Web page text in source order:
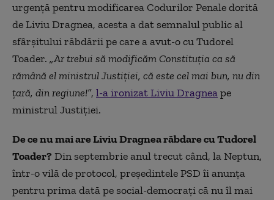
urgență pentru modificarea Codurilor Penale dorită
de Liviu Dragnea, acesta a dat semnalul public al
sfârșitului răbdării pe care a avut-o cu Tudorel
Toader. „Ar trebui să modificăm Constituția ca să
rămână el ministrul Justiției, că este cel mai bun, nu din
țară, din regiune!”, l-a ironizat Liviu Dragneape
ministrul Justiției.
De ce nu mai are Liviu Dragnea răbdare cu Tudorel
Toader? Din septembrie anul trecut când, la Neptun,
într-o vilă de protocol, președintele PSD îi anunța
pentru prima dată pe social-democrați că nu îl mai